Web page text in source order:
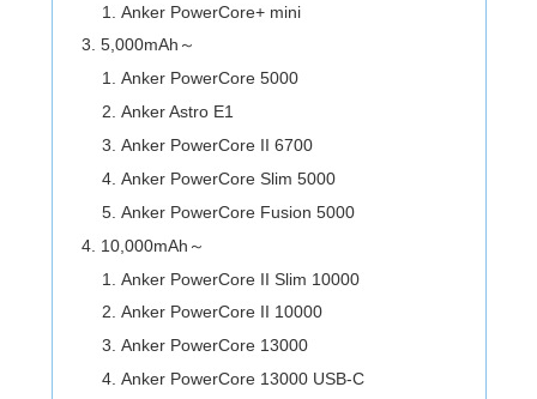
Anker PowerCore+ mini
5,000mAh～
Anker PowerCore 5000
Anker Astro E1
Anker PowerCore II 6700
Anker PowerCore Slim 5000
Anker PowerCore Fusion 5000
10,000mAh～
Anker PowerCore II Slim 10000
Anker PowerCore II 10000
Anker PowerCore 13000
Anker PowerCore 13000 USB-C